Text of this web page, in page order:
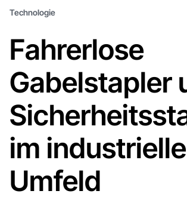
Technologie
Fahrerlose
Gabelstapler
im
Umfeld